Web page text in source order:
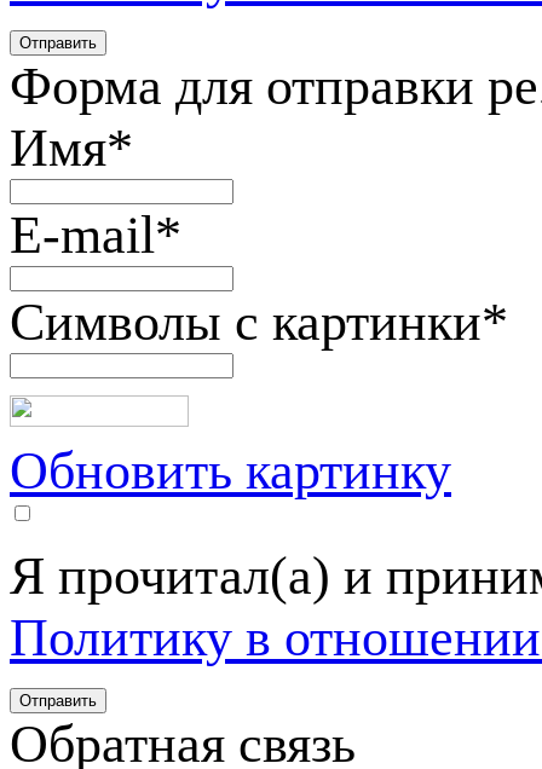
Форма для отправки
Имя*
E-mail*
Символы с картинки*
Обновить картинку
Я прочитал(а) и
Политику в
Обратная связь